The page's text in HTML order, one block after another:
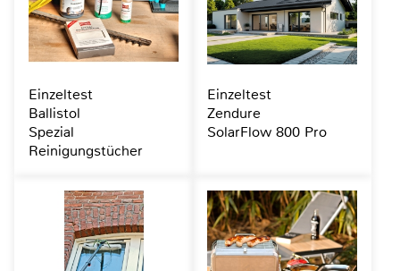
Einzeltest
Ballistol
Spezial
Reinigungstücher
Einzeltest
Zendure
SolarFlow 800 Pro